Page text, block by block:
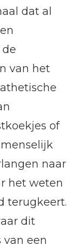
dat al
van het
of
naar
het weten
terugkeert.
dit
een